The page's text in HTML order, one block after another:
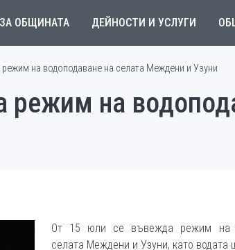
ЗА ОБЩИНАТА ДЕЙНОСТИ И УСЛУГИ
на водоподаване на селата Междени и Узуни
на
От 15 юли се въвежда режим на
селата Междени и Узуни, като водата